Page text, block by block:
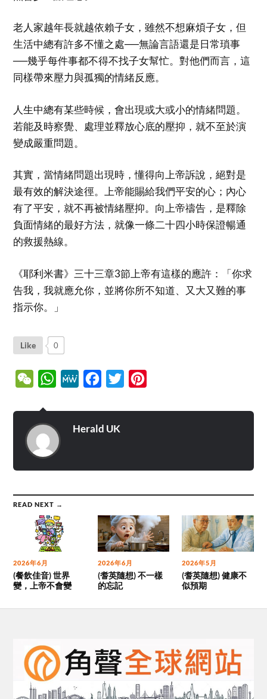
老人家越年長就越依賴子女，雖然不想麻煩子女，但
生活中總有許多不懂之處──無論言語還是日常瑣事
──幾乎每件事都不得不找子女幫忙。對他們而言，這
同樣帶來壓力與孤獨的情緒反應。
人生中總有某些時候，會出現或大或小的情緒問題。
若能及時察覺、處理並釋放心底的壓抑，就不至於演
變成嚴重問題。
其實，當情緒問題出現時，懂得向上帝訴說，絕對是
最有效的解決途徑。上帝能賜給我們平安的心；內心
有了平安，就不再被情緒壓抑。向上帝禱告，是釋除
負面情緒的最好方法，就像一條二十四小時保證暢通
的救援熱線。
《耶利米書》三十三章3節上帝有這樣的應許：「你求
告我，我就應允你，並將你所不知道、又大又難的事
指示你。」
Like 0
WeChatWhatsApp
MeWe Facebook
Twitter
Herald UK
READ NEXT →
2026年6月
(餐飲佳音) 世界
變，上帝不會變
2026年6月
(耆英隨想) 不一樣
的忘記
2026年5月
(耆英隨想) 健康不
似預期